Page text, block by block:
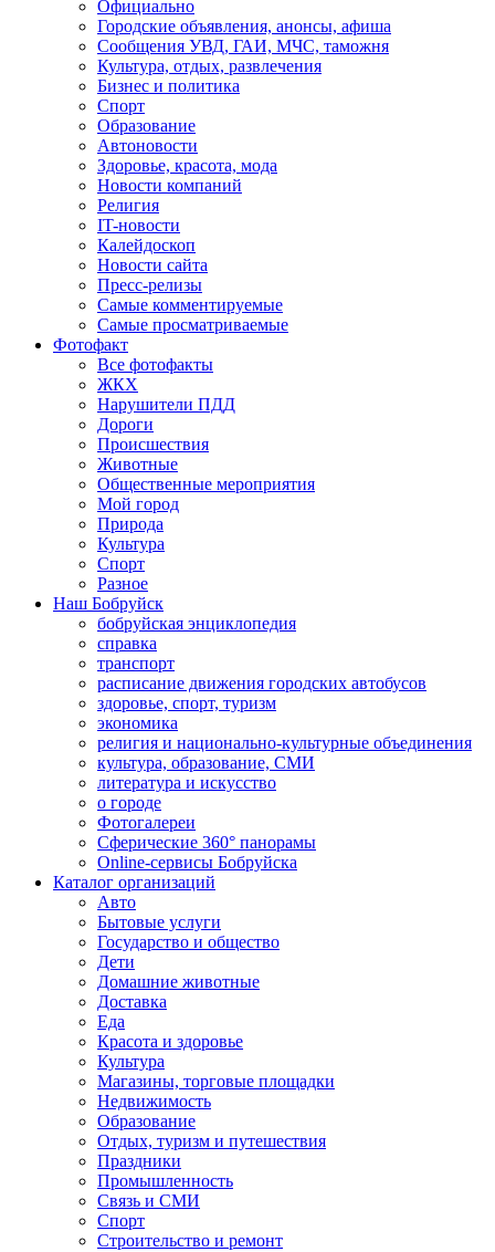
Официально
Городские объявления, анонсы, афиша
Сообщения УВД, ГАИ, МЧС, таможня
Культура, отдых, развлечения
Бизнес и политика
Спорт
Образование
Автоновости
Здоровье, красота, мода
Новости компаний
Религия
IT-новости
Калейдоскоп
Новости сайта
Пресс-релизы
Самые комментируемые
Самые просматриваемые
Фотофакт
Все фотофакты
ЖКХ
Нарушители ПДД
Дороги
Происшествия
Животные
Общественные мероприятия
Мой город
Природа
Культура
Спорт
Разное
Наш Бобруйск
бобруйская энциклопедия
справка
транспорт
расписание движения городских автобусов
здоровье, спорт, туризм
экономика
религия и национально-культурные объединения
культура, образование, СМИ
литература и искусство
о городе
Фотогалереи
Сферические 360° панорамы
Online-сервисы Бобруйска
Каталог организаций
Авто
Бытовые услуги
Государство и общество
Дети
Домашние животные
Доставка
Еда
Красота и здоровье
Культура
Магазины, торговые площадки
Недвижимость
Образование
Отдых, туризм и путешествия
Праздники
Промышленность
Связь и СМИ
Спорт
Строительство и ремонт